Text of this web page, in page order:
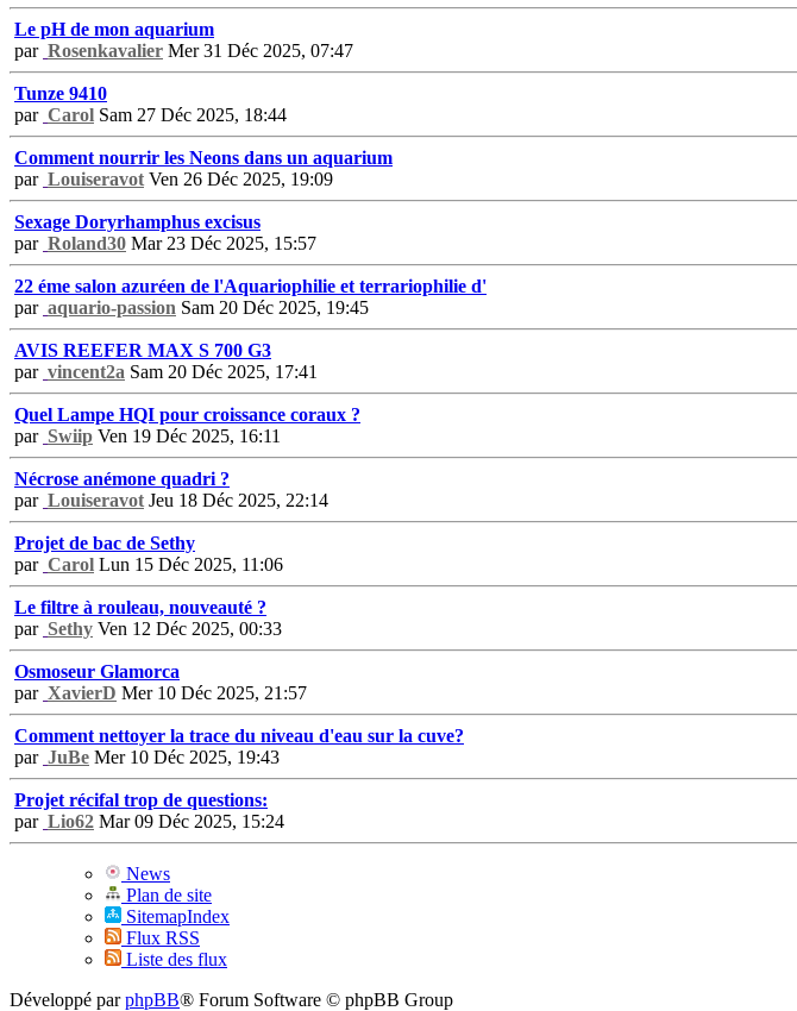
Le pH de mon aquarium
par Rosenkavalier Mer 31 Déc 2025, 07:47
Tunze 9410
par Carol Sam 27 Déc 2025, 18:44
Comment nourrir les Neons dans un aquarium
par Louiseravot Ven 26 Déc 2025, 19:09
Sexage Doryrhamphus excisus
par Roland30 Mar 23 Déc 2025, 15:57
22 éme salon azuréen de l'Aquariophilie et terrariophilie d'
par aquario-passion Sam 20 Déc 2025, 19:45
AVIS REEFER MAX S 700 G3
par vincent2a Sam 20 Déc 2025, 17:41
Quel Lampe HQI pour croissance coraux ?
par Swiip Ven 19 Déc 2025, 16:11
Nécrose anémone quadri ?
par Louiseravot Jeu 18 Déc 2025, 22:14
Projet de bac de Sethy
par Carol Lun 15 Déc 2025, 11:06
Le filtre à rouleau, nouveauté ?
par Sethy Ven 12 Déc 2025, 00:33
Osmoseur Glamorca
par XavierD Mer 10 Déc 2025, 21:57
Comment nettoyer la trace du niveau d'eau sur la cuve?
par JuBe Mer 10 Déc 2025, 19:43
Projet récifal trop de questions:
par Lio62 Mar 09 Déc 2025, 15:24
News
Plan de site
SitemapIndex
Flux RSS
Liste des flux
Développé parphpBB® Forum Software © phpBB Group